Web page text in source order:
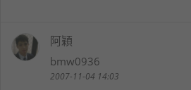
阿穎
bmw0936
2007-11-04 14:03